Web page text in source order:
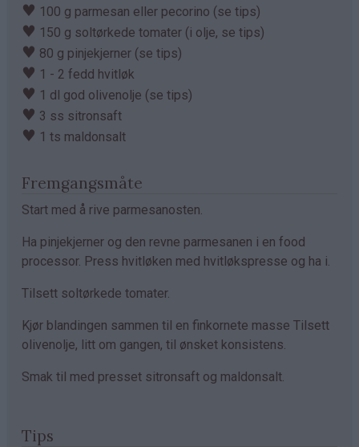
♥ 100 g parmesan eller pecorino (se tips)
♥ 150 g soltørkede tomater (i olje, se tips)
♥ 80 g pinjekjerner (se tips)
♥ 1 - 2 fedd hvitløk
♥ 1 dl god olivenolje (se tips)
♥ 3 ss sitronsaft
♥ 1 ts maldonsalt
Fremgangsmåte
Start med å rive parmesanosten.
Ha pinjekjerner og den revne parmesanen i en food
processor. Press hvitløken med hvitløkspresse og ha i.
Tilsett soltørkede tomater.
Kjør blandingen sammen til en finkornete masse Tilsett
olivenolje, litt om gangen, til ønsket konsistens.
Smak til med presset sitronsaft og maldonsalt.
Tips